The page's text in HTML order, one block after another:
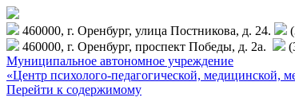
460000, г. Оренбург, улица Постникова, д. 24.
460000, г. Оренбург, проспект Победы, д. 2а.
Муниципальное автономное учреждение
«Центр психолого-педагогической,
Перейти к содержимому